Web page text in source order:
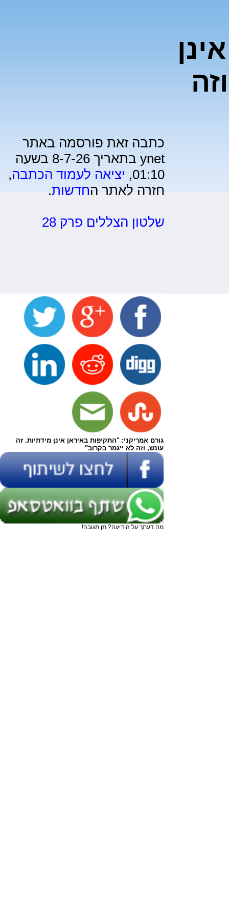
כתבה זאת פורסמה באתר
ynet בתאריך 8-7-26 בשעה
01:10, יציאה לעמוד הכתבה,
חזרה לאתר החדשות.
שלטון הצללים פרק 28
גורם אמריקני: "התקיפות באיראן אינן מידתיות. זה
עונש, וזה לא ייגמר בקרוב"
מה דעתך על הידיעה? תן תגובה!